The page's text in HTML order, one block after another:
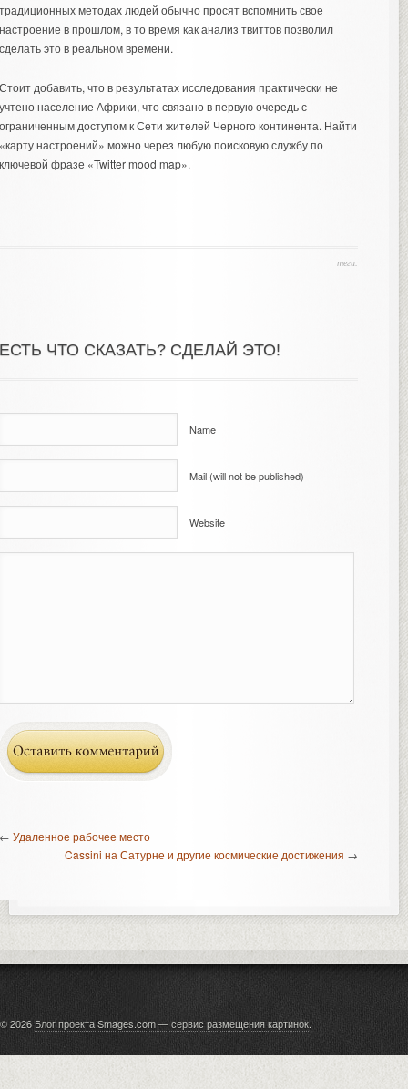
методах людей обычно просят вспомнить свое
в прошлом, в то время как анализ твиттов позволил
это в реальном времени.
добавить, что в результатах исследования практически не
население Африки, что связано в первую очередь с
доступом к Сети жителей Черного континента. Найти
настроений» можно через любую поисковую службу по
фразе «Twitter mood map».
теги:
ЧТО СКАЗАТЬ? СДЕЛАЙ ЭТО!
Name
Mail (will not be published)
Website
Удаленное рабочее место
Cassini на Сатурне и другие космические достижения →
© 2026 Блог проекта Smages.com — сервис размещения картинок.